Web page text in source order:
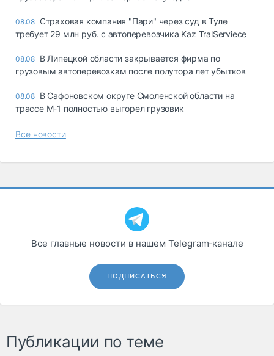
08.08 Страховая компания "Пари" через суд в Туле
требует 29 млн руб. с автоперевозчика Kaz TralServiece
08.08 В Липецкой области закрывается фирма по
грузовым автоперевозкам после полутора лет убытков
08.08 В Сафоновском округе Смоленской области на
трассе М-1 полностью выгорел грузовик
Все новости
Все главные новости в нашем Telegram‑канале
ПОДПИСАТЬСЯ
Публикации по теме